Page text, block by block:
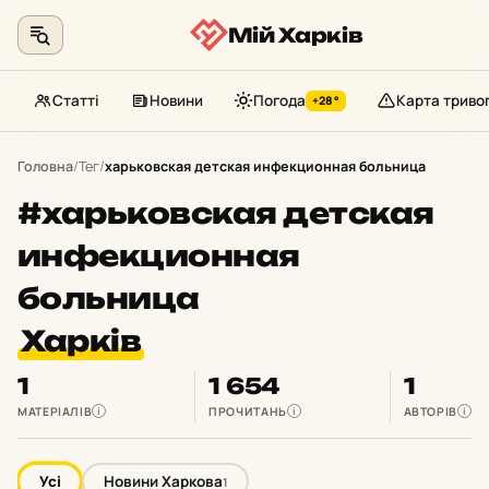
Мій Харків
Статті Новини Погода +28° Карта
Головна/Тег/харьковская детская инфекционная больница
#харьковская детская
инфекционная
больница
Харків
1
МАТЕРІАЛІВ i
1 654
ПРОЧИТАНЬ i
1
АВТОРІВ i
Усі Новини Харкова1